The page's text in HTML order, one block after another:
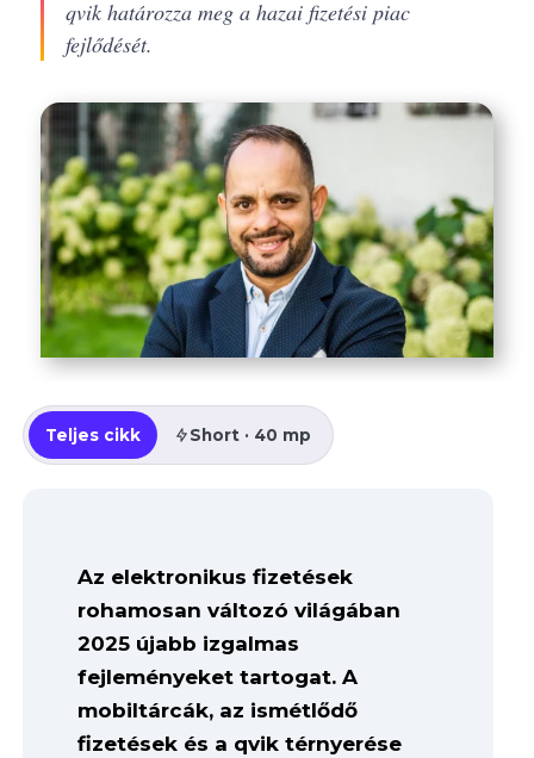
qvik határozza meg a hazai fizetési piac
fejlődését.
Teljes cikk Short · 40 mp
Az elektronikus fizetések
rohamosan változó világában
2025 újabb izgalmas
fejleményeket tartogat. A
mobiltárcák, az ismétlődő
fizetések és a qvik térnyerése